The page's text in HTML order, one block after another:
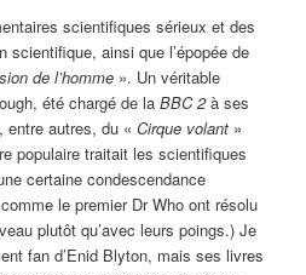
scientifiques sérieux et des
scientifique, ainsi que l’épopée de
de l’homme ». Un véritable
été chargé de laBBC 2à ses
entre autres, du «Cirque volant »
populaire traitait les scientifiques
certaine condescendance
le premier Dr Who ont résolu
plutôt qu’avec leurs poings.) Je
fan d’Enid Blyton, mais ses livres